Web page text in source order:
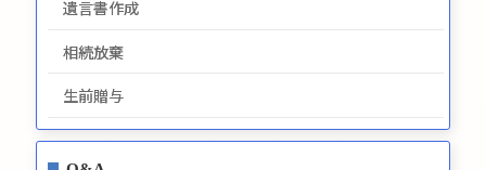
遺言書作成
相続放棄
生前贈与